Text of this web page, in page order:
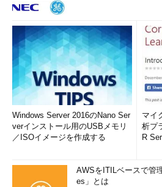
Windows Server 2016のNano Ser
verインストール用のUSBメモリ
／ISOイメージを作成する
マイ
析プ
R
AWSをITILベースで管
es」とは